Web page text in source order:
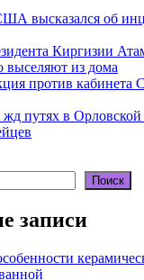
высказался об
Киргизии
выселяют из дома
против кабинета
путях в Орловской
Поиск
записи